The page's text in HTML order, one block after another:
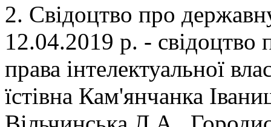
2. Свідоцтво про
12.04.2019 р. -
права інтелектуальної
їстівна Кам'янчанка